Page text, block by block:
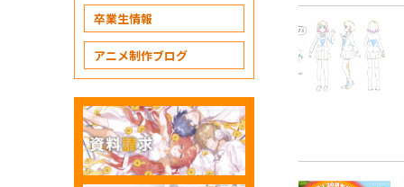
卒業生情報
アニメ制作ブログ